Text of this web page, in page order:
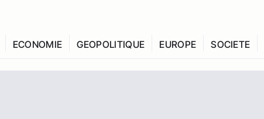
ECONOMIE GEOPOLITIQUE EUROPE SOCIETE